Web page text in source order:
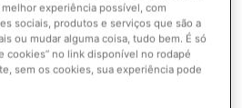
Antioxidant Lip Repair
Tratamento labial
experiência possível, com
sociais, produtos e serviços que são a
ou mudar alguma coisa, tudo bem. É só
cookies” no link disponível no rodapé
sem os cookies, sua experiência pode